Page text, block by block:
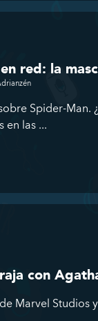
red: la
Spider-
en las ...
con
Marvel Studios